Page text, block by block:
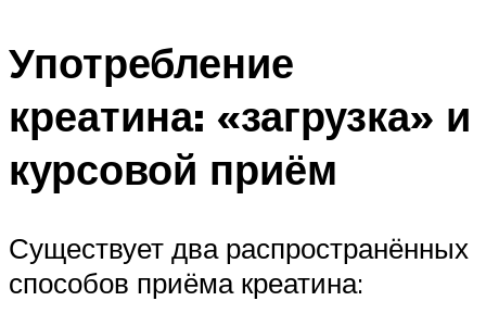
Употребление
креатина: «загрузка» и
курсовой приём
Существует два распространённых
способов приёма креатина: